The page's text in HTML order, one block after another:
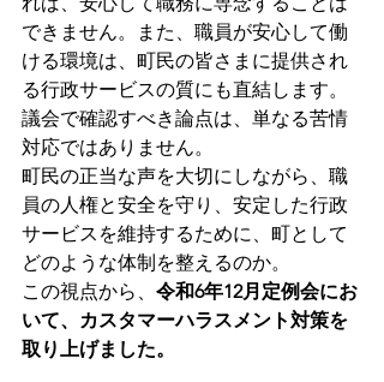
できません。また、職員が安心して働
ける環境は、町民の皆さまに提供され
る行政サービスの質にも直結します。
議会で確認すべき論点は、単なる苦情
対応ではありません。
町民の正当な声を大切にしながら、職
員の人権と安全を守り、安定した行政
サービスを維持するために、町として
どのような体制を整えるのか。
この視点から、 令和6年12月定例会にお
いて、カスタマーハラスメント対策を
取り上げました。